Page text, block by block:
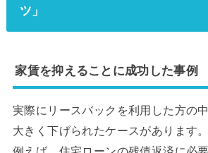
ツ」
家賃を抑えることに成功した事例
実際にリースバックを利用した方の
大きく下げられたケースがあります。